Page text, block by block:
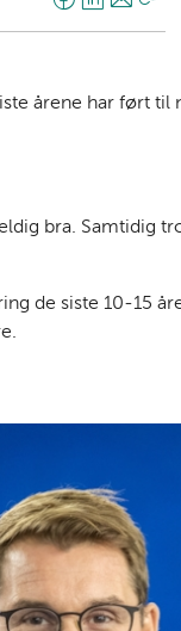
F
e
L
k
E
o
årene har ført
bra. Samtidig
de siste 10-15